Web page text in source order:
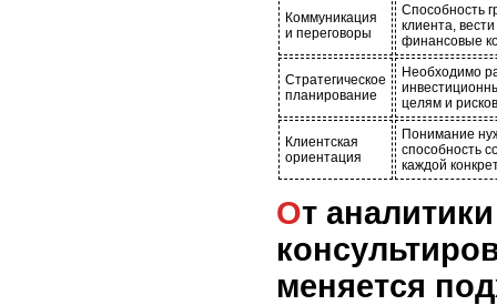
Коммуникация
и переговоры
Способность
клиента,
финансовые
Стратегическое
планирование
Необходимо
целям и
Клиентская
ориентация
Понимание
способность
каждой
От аналитики к
меняется